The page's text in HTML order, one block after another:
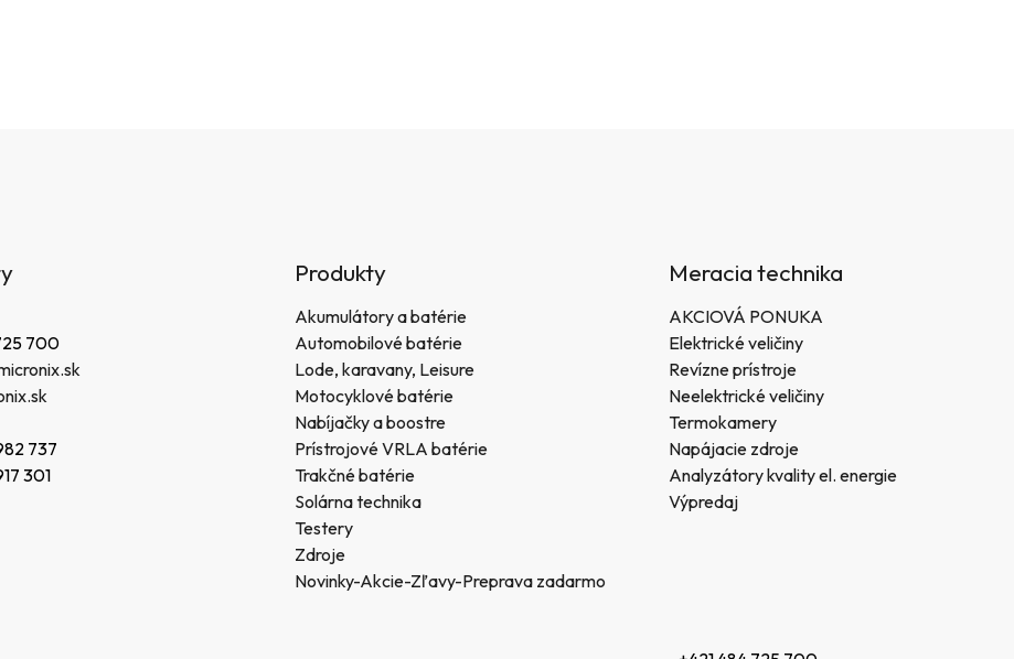
700
737
301
Produkty
Akumulátory a batérie
Automobilové batérie
Lode, karavany, Leisure
Motocyklové batérie
Nabíjačky a boostre
Prístrojové VRLA batérie
Trakčné batérie
Solárna technika
Testery
Zdroje
Novinky-Akcie-Zľavy-Preprava zadarmo
Meracia technika
AKCIOVÁ PONUKA
Elektrické veličiny
Revízne prístroje
Neelektrické veličiny
Termokamery
Napájacie zdroje
Analyzátory kvality el. energie
Výpredaj